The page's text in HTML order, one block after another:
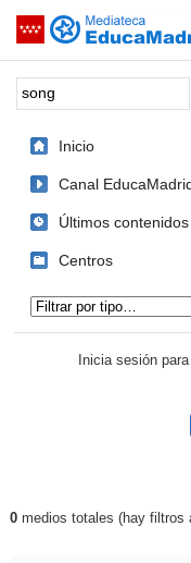
Saltar navegación
Palabra o frase:
Inicio
Canal
Últimos contenidos
Centros
Inicia sesión
Resultados de:
0medios totales (hay filtros